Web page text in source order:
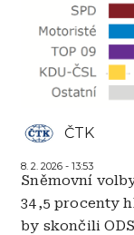
ČTK
8. 2. 2026 - 13:53
Sněmovní
34,5 procenty
by skončili